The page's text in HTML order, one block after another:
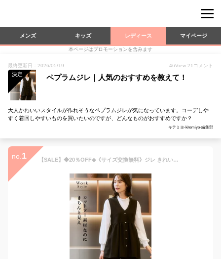
メンズ キッズ レディース マイページ
本ページはプロモーションを含みます
最終更新日：2026/05/19 46View 21 コメント
決定 ペプラムジレ｜人気のおすすめを教えて！
大人かわいいスタイルが作れそうなペプラムジレが気になっています。コーデしや
すく着回しやすいものを買いたいのですが、どんなものがおすすめですか？
キテミヨ-kitemiyo-編集部
no. 1 【SALE】◆20％OFF◆《サイズ交換無料》ジレ きれいめ オフィス レディース カットソー素材 パール調ボタン ペプラム 洗える 大きいサイズ S-6L セレモニー フォーマル 卒業式 入学式 卒園式 入園式 ママ 母 母親 服装 おしゃれ オフィス 通勤 オフィスカジュアル